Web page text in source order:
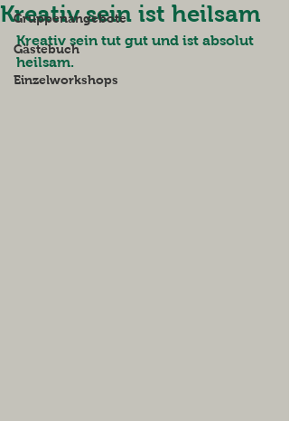
Gruppenangebote
Gästebuch
Einzelworkshops
Kreativ sein ist heilsam
Kreativ sein tut gut und ist absolut
heilsam.